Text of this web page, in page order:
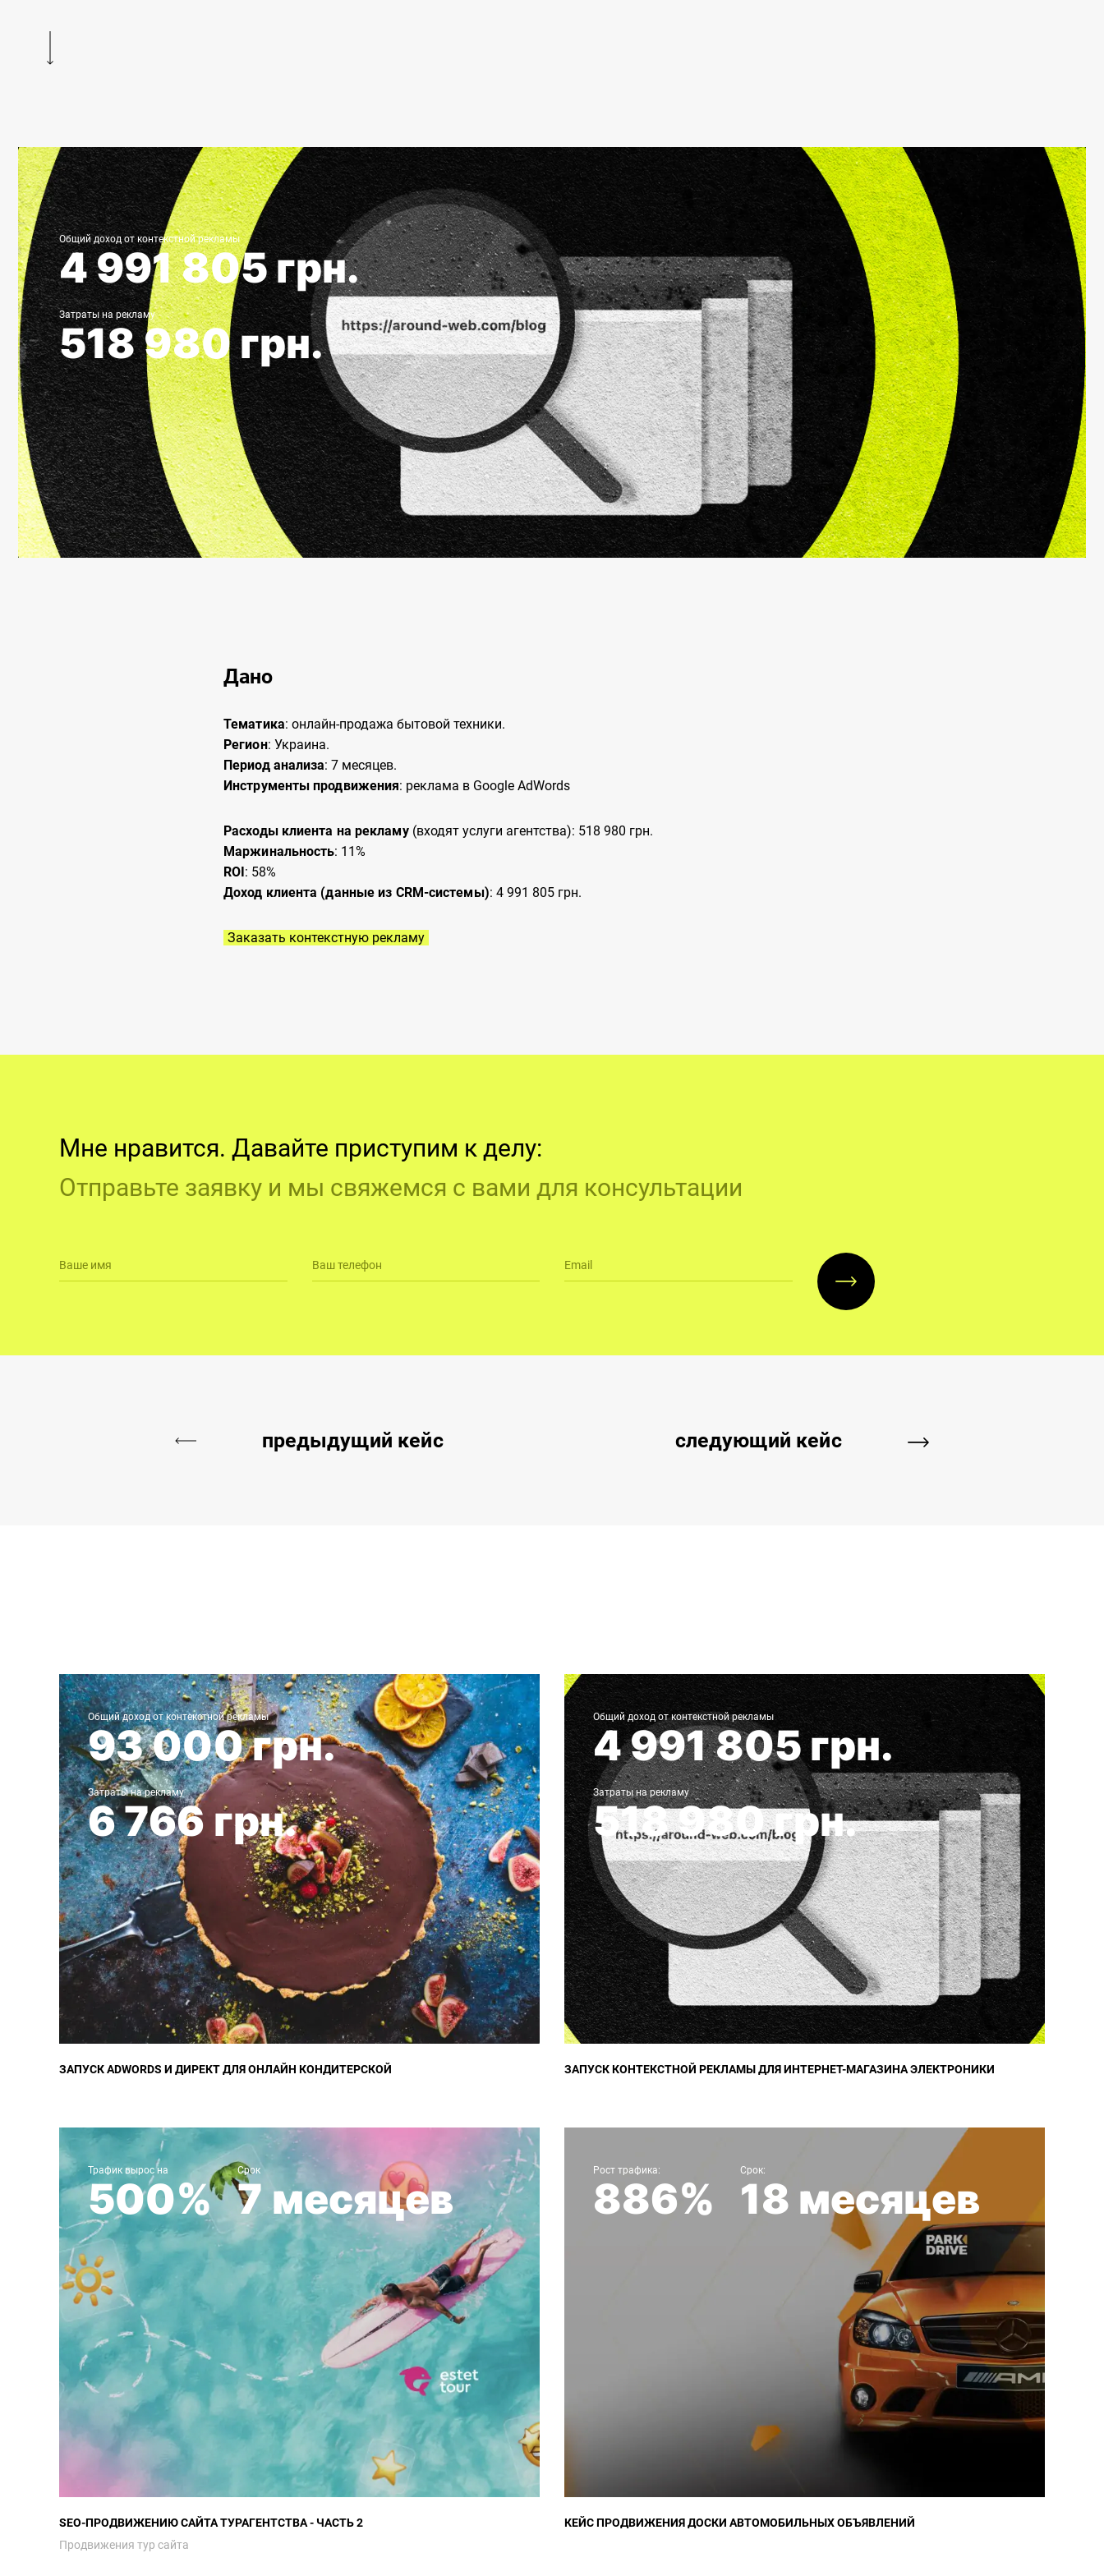
Общий доход от контекстной рекламы
4 991 805 грн.
Затраты на рекламу
518 980 грн.
Дано
Тематика: онлайн-продажа бытовой техники.
Регион: Украина.
Период анализа: 7 месяцев.
Инструменты продвижения: реклама в Google AdWords
Расходы клиента на рекламу(входят услуги агентства): 518 980 грн.
Маржинальность: 11%
ROI: 58%
Доход клиента (данные из CRM-системы): 4 991 805 грн.
Заказать контекстную рекламу
Мне нравится. Давайте приступим к делу:
Отправьте заявку и мы свяжемся с вами для консультации
Ваше имя Ваш телефон Email
предыдущий кейс следующий кейс
Общий доход от контекстной рекламы
93 000 грн.
Затраты на рекламу
6 766 грн.
Запуск Adwords и Директ для онлайн кондитерской
ЗАПУСК ADWORDS И ДИРЕКТ ДЛЯ ОНЛАЙН КОНДИТЕРСКОЙ
Общий доход от контекстной рекламы
4 991 805 грн.
Затраты на рекламу
518 980 грн.
Запуск контекстной рекламы для интернет-магазина электроники
ЗАПУСК КОНТЕКСТНОЙ РЕКЛАМЫ ДЛЯ ИНТЕРНЕТ-МАГАЗИНА ЭЛЕКТРОНИКИ
Трафик вырос на
500%
Срок
7 месяцев
SEO-продвижению сайта турагентства - Часть 2
SEO-ПРОДВИЖЕНИЮ САЙТА ТУРАГЕНТСТВА - ЧАСТЬ 2
Продвижения тур сайта
Рост трафика:
886%
Срок:
18 месяцев
КЕЙС ПРОДВИЖЕНИЯ ДОСКИ АВТОМОБИЛЬНЫХ ОБЪЯВЛЕНИЙ